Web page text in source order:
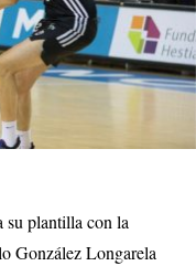
plantilla con la
González Longarela